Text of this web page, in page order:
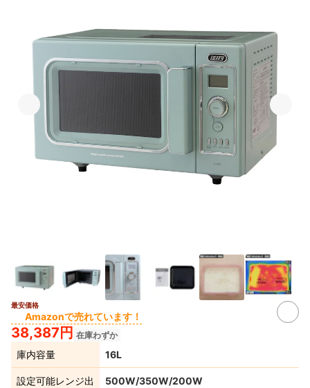
最安価格
Amazonで売れています！
38,387円 在庫わずか
庫内容量 16L
設定可能レンジ出
500W/350W/200W